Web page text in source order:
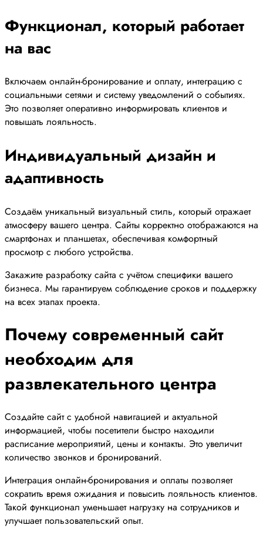
Функционал, который работает
на вас
Включаем онлайн-бронирование и оплату, интеграцию с
социальными сетями и систему уведомлений о событиях.
Это позволяет оперативно информировать клиентов и
повышать лояльность.
Индивидуальный дизайн и
адаптивность
Создаём уникальный визуальный стиль, который отражает
атмосферу вашего центра. Сайты корректно отображаются на
смартфонах и планшетах, обеспечивая комфортный
просмотр с любого устройства.
Закажите разработку сайта с учётом специфики вашего
бизнеса. Мы гарантируем соблюдение сроков и поддержку
на всех этапах проекта.
Почему современный сайт
необходим для
развлекательного центра
Создайте сайт с удобной навигацией и актуальной
информацией, чтобы посетители быстро находили
расписание мероприятий, цены и контакты. Это увеличит
количество звонков и бронирований.
Интеграция онлайн-бронирования и оплаты позволяет
сократить время ожидания и повысить лояльность клиентов.
Такой функционал уменьшает нагрузку на сотрудников и
улучшает пользовательский опыт.